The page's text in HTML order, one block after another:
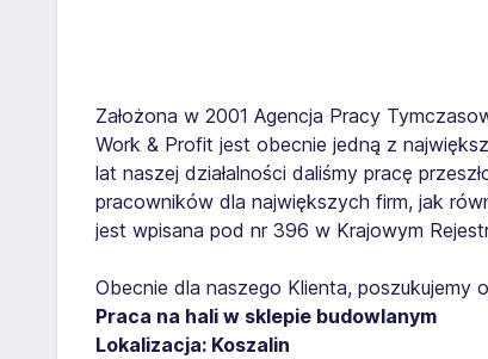
Założona w 2001 Agencja Pracy
Work & Profit jest obecnie jedną z
lat naszej działalności daliśmy pracę
pracowników dla największych firm, jak
jest wpisana pod nr 396 w Krajowym
Obecnie dla naszego Klienta, poszukujemy
Praca na hali w sklepie budowlanym
Lokalizacja: Koszalin